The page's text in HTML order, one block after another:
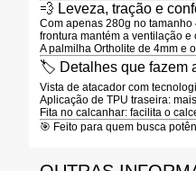
💨 Leveza, tração e
Com apenas 280g no tamanho
frontura mantém a ventilação e
Apalmilha Ortholite de 4mm e
🏷 Detalhes que fazem
Vista de atacador com
Aplicação de TPU traseira:
Fita no calcanhar: facilita o
🎯 Feito para quem busca